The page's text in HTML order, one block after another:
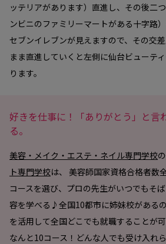
ッテリアがあります）直進し、その後二
ンビニのファミリーマートがある十字路
セブンイレブンが見えますので、その交
まま直進していくと左側に仙台ビューテ
ります。
好きを仕事に！「ありがとう」と言
る。
美容・メイク・エステ・ネイル専門学校の
ト専門学校は、 美容師国家資格合格者
コースを選び、プロの先生がいつでもそ
容を学べる♪全国10都市に姉妹校がある
を活用して全国どこでも就職することが
なんと10コース！どんな人でも受け入れ